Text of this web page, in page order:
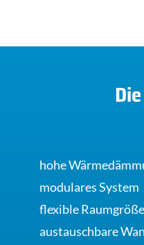
hohe
modulares System
flexible
austauschbare